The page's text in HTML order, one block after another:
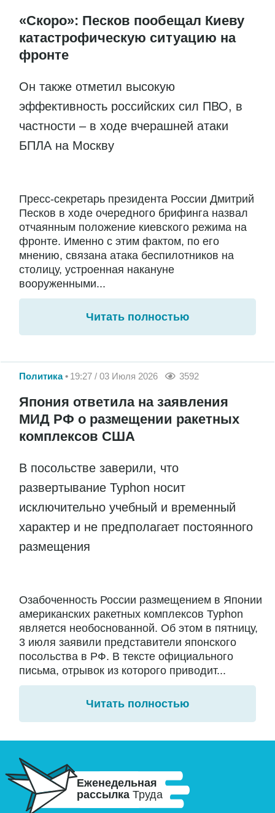
«Скоро»: Песков пообещал Киеву
катастрофическую ситуацию на
фронте
Он также отметил высокую
эффективность российских сил ПВО, в
частности – в ходе вчерашней атаки
БПЛА на Москву
Пресс-секретарь президента России Дмитрий
Песков в ходе очередного брифинга назвал
отчаянным положение киевского режима на
фронте. Именно с этим фактом, по его
мнению, связана атака беспилотников на
столицу, устроенная накануне
вооруженными...
Читать полностью
Политика 19:27 / 03 Июля 2026 3592
Япония ответила на заявления
МИД РФ о размещении ракетных
комплексов США
В посольстве заверили, что
развертывание Typhon носит
исключительно учебный и временный
характер и не предполагает постоянного
размещения
Озабоченность России размещением в Японии
американских ракетных комплексов Typhon
является необоснованной. Об этом в пятницу,
3 июля заявили представители японского
посольства в РФ. В тексте официального
письма, отрывок из которого приводит...
Читать полностью
Еженедельная
рассылка Труда